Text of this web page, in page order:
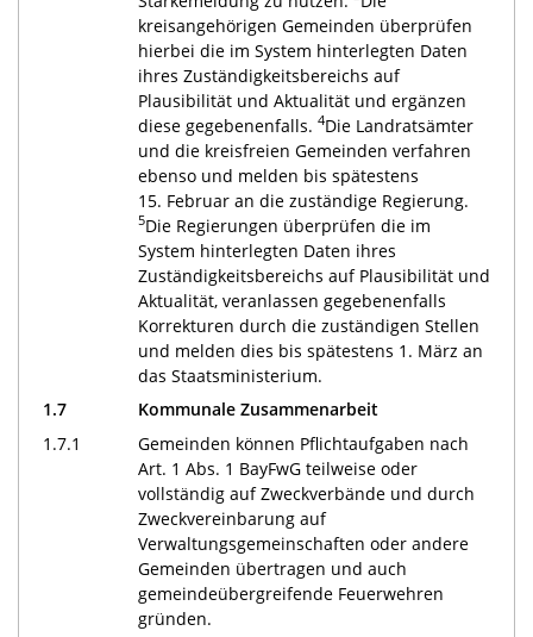
kreisangehörigen Gemeinden überprüfen
hierbei die im System hinterlegten Daten
ihres Zuständigkeitsbereichs auf
Plausibilität und Aktualität und ergänzen
diese gegebenenfalls. 4Die Landratsämter
und die kreisfreien Gemeinden verfahren
ebenso und melden bis spätestens
15. Februar an die zuständige Regierung.
5Die Regierungen überprüfen die im
System hinterlegten Daten ihres
Zuständigkeitsbereichs auf Plausibilität und
Aktualität, veranlassen gegebenenfalls
Korrekturen durch die zuständigen Stellen
und melden dies bis spätestens 1. März an
das Staatsministerium.
1.7
Kommunale Zusammenarbeit
1.7.1
Gemeinden können Pflichtaufgaben nach
Art. 1 Abs. 1 BayFwG teilweise oder
vollständig auf Zweckverbände und durch
Zweckvereinbarung auf
Verwaltungsgemeinschaften oder andere
Gemeinden übertragen und auch
gemeindeübergreifende Feuerwehren
gründen.